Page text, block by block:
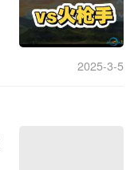
2025-3-5